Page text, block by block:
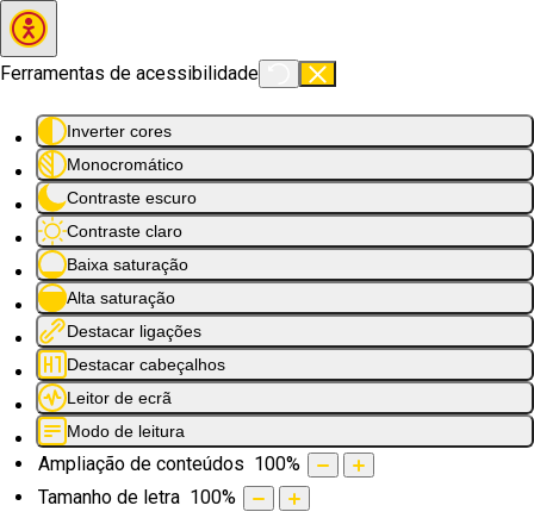
Ferramentas de acessibilidade
Inverter cores
Monocromático
Contraste escuro
Contraste claro
Baixa saturação
Alta saturação
Destacar ligações
Destacar cabeçalhos
Leitor de ecrã
Modo de leitura
Ampliação de conteúdos 100%
Tamanho de letra 100%
Saltar para o conteúdo principal